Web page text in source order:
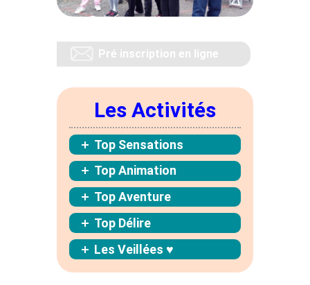
Pré inscription en ligne
Les Activités
Top Sensations
Top Animation
Top Aventure
Top Délire
Les Veillées ♥